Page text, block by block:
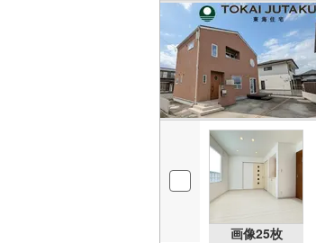
画像25枚